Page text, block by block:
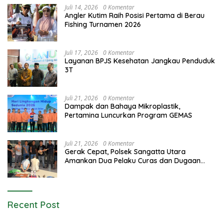
Juli 14, 2026 0 Komentar
Angler Kutim Raih Posisi Pertama di Berau
Fishing Turnamen 2026
Juli 17, 2026 0 Komentar
Layanan BPJS Kesehatan Jangkau Penduduk
3T
Juli 21, 2026 0 Komentar
Dampak dan Bahaya Mikroplastik,
Pertamina Luncurkan Program GEMAS
Juli 21, 2026 0 Komentar
Gerak Cepat, Polsek Sangatta Utara
Amankan Dua Pelaku Curas dan Dugaan
Recent Post